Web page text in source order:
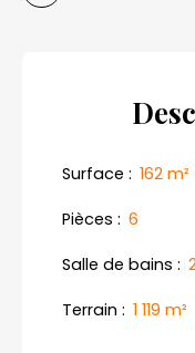
Surface : 162 m²
Pièces : 6
Salle de bains :
Terrain : 1 119 m²